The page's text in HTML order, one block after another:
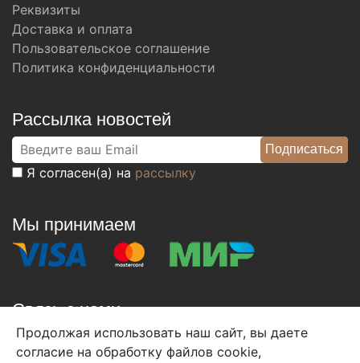
Реквизиты
Доставка и оплата
Пользовательское соглашение
Политика конфиденциальности
Рассылка новостей
Я согласен(а) на рассылку
Мы принимаем
Связь с нами
+7 (495) 933-38-08
Продолжая использовать наш сайт, вы даете
согласие на обработку файлов cookie,